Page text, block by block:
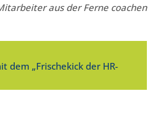
aus der Ferne coachen
dem „Frischekick der HR-